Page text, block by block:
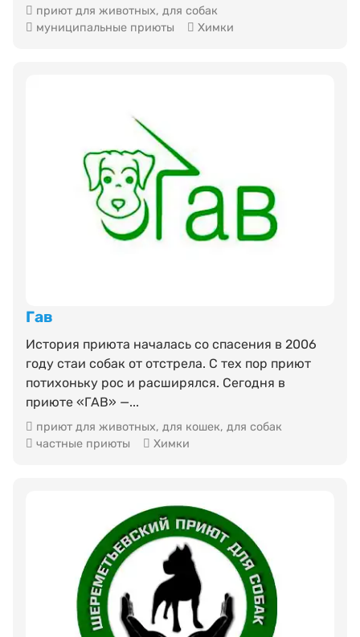
приют для животных, для собак
муниципальные приюты
Химки
Гав
История приюта началась со спасения в 2006
году стаи собак от отстрела. С тех пор приют
потихоньку рос и расширялся. Сегодня в
приюте «ГАВ» —...
приют для животных, для кошек, для собак
частные приюты
Химки